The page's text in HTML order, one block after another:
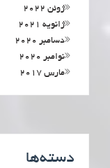
ژوئن 2022
ژانویه 2021
دسامبر 2020
نوامبر 2020
مارس 2017
دسته‌ها